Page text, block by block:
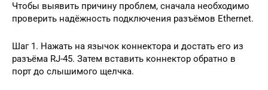
Чтобы выявить причину проблем, сначала необходимо
проверить надёжность подключения разъёмов Ethernet.
Шаг 1. Нажать на язычок коннектора и достать его из
разъёма RJ-45. Затем вставить коннектор обратно в
порт до слышимого щелчка.